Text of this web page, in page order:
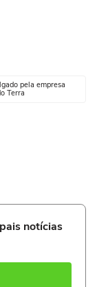
pela empresa
Terra
notícias